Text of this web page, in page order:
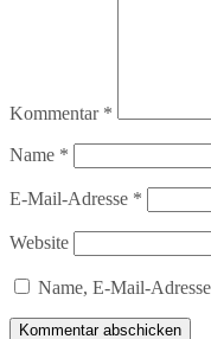
Kommentar *
Name *
E-Mail-Adresse *
Website
Name, E-Mail-